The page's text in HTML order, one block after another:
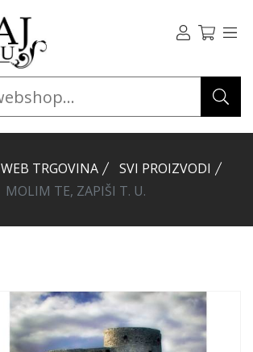
WEB TRGOVINA
SVI PROIZVODI
MOLIM TE, ZAPIŠI T. U.